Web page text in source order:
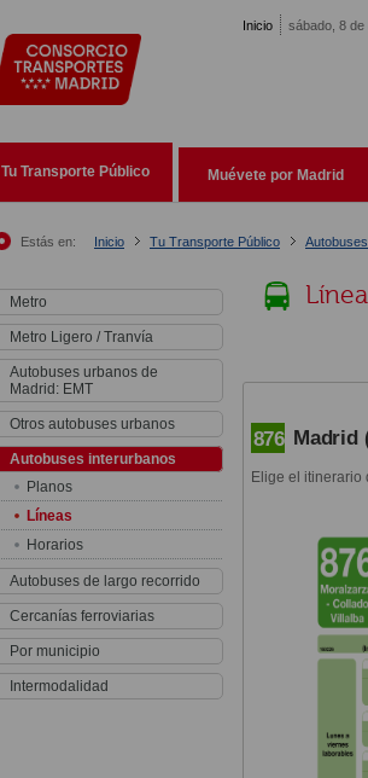
Inicio sábado, 8 de
Tu Transporte Público Muévete por Madrid
Estás en: Inicio Tu Transporte Público
Metro
Metro Ligero / Tranvía
Autobuses urbanos de
Madrid: EMT
Otros autobuses urbanos
Autobuses interurbanos
Planos
Líneas
Horarios
Autobuses de largo recorrido
Cercanías ferroviarias
Por municipio
Intermodalidad
876 Madrid
Elige el itinerario